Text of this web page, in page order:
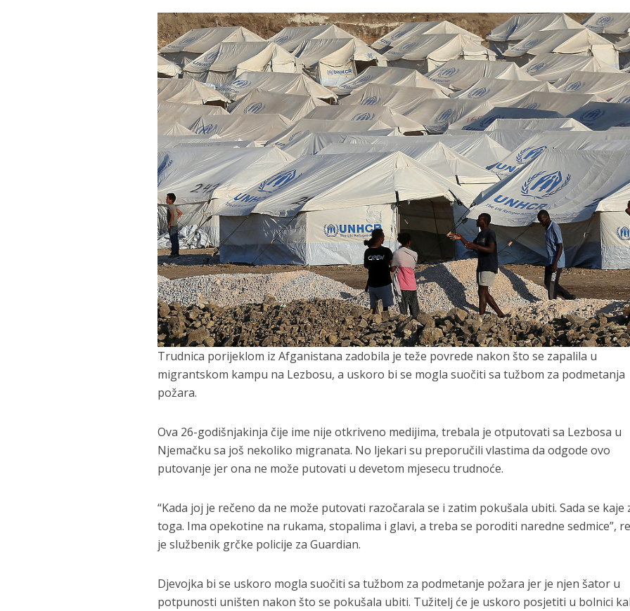
Trudnica porijeklom iz Afganistana zadobila je teže povrede nakon što se zapalila u
migrantskom kampu na Lezbosu, a uskoro bi se mogla suočiti sa tužbom za podmetanja
požara.
Ova 26-godišnjakinja čije ime nije otkriveno medijima, trebala je otputovati sa Lezbosa u
Njemačku sa još nekoliko migranata. No ljekari su preporučili vlastima da odgode ovo
putovanje jer ona ne može putovati u devetom mjesecu trudnoće.
“Kada joj je rečeno da ne može putovati razočarala se i zatim pokušala ubiti. Sada se kaje
toga. Ima opekotine na rukama, stopalima i glavi, a treba se poroditi naredne sedmice”,
je službenik grčke policije za Guardian.
Djevojka bi se uskoro mogla suočiti sa tužbom za podmetanje požara jer je njen šator u
potpunosti uništen nakon što se pokušala ubiti. Tužitelj će je uskoro posjetiti u bolnici